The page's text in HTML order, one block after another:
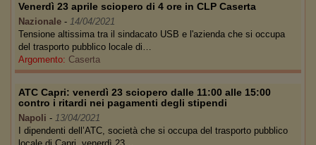
Venerdì 23 aprile sciopero di 4 ore in CLP Caserta
Nazionale - 14/04/2021
Tensione altissima tra il sindacato USB e l'azienda che si occupa
del trasporto pubblico locale di…
Argomento: Caserta
ATC Capri: venerdì 23 sciopero dalle 11:00 alle 15:00
contro i ritardi nei pagamenti degli stipendi
Napoli - 13/04/2021
I dipendenti dell’ATC, società che si occupa del trasporto pubblico